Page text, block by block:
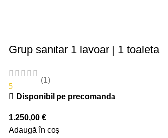
Grup sanitar 1 lavoar | 1 toaleta
5
(1)
Disponibil pe precomanda
1.250,00 €
Adaugă în coș